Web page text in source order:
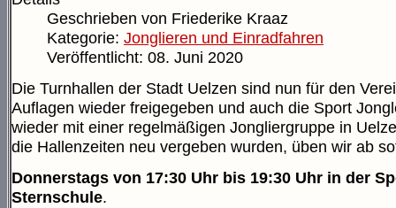
Geschrieben von Friederike Kraaz
Kategorie: Jonglieren und Einradfahren
Veröffentlicht: 08. Juni 2020
Die Turnhallen der Stadt Uelzen sind nun für den
Auflagen wieder freigegeben und auch die Sport
wieder mit einer regelmäßigen Jongliergruppe in
die Hallenzeiten neu vergeben wurden, üben wir ab
Donnerstags von 17:30 Uhr bis 19:30 Uhr in der
Sternschule.